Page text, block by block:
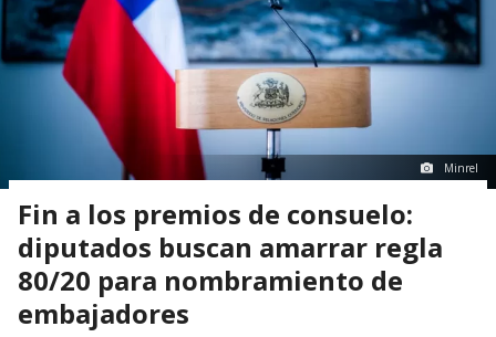
Minrel
Fin a los premios de consuelo:
diputados buscan amarrar regla
80/20 para nombramiento de
embajadores